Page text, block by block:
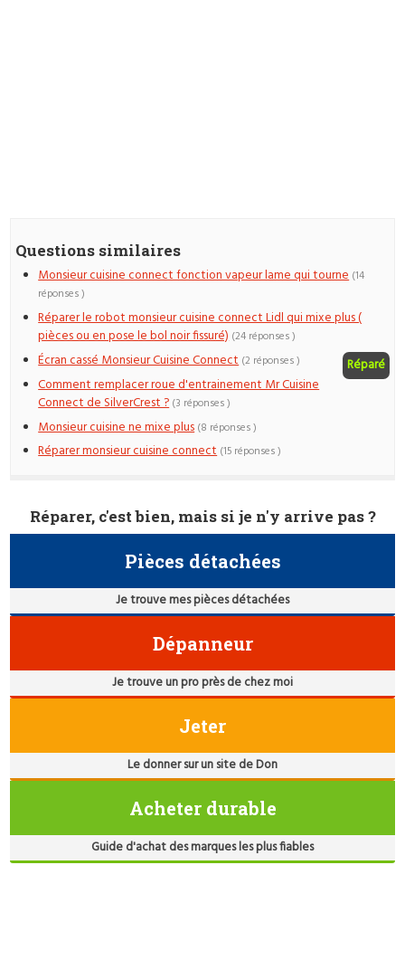
Questions similaires
Monsieur cuisine connect fonction vapeur lame qui tourne (14
réponses )
Réparer le robot monsieur cuisine connect Lidl qui mixe plus (
pièces ou en pose le bol noir fissuré) (24 réponses )
Écran cassé Monsieur Cuisine Connect Réparé
(2 réponses )
Comment remplacer roue d'entrainement Mr Cuisine
Connect de SilverCrest ? (3 réponses )
Monsieur cuisine ne mixe plus (8 réponses )
Réparer monsieur cuisine connect (15 réponses )
Réparer, c'est bien, mais si je n'y arrive pas ?
Pièces détachées
Je trouve mes pièces détachées
Dépanneur
Je trouve un pro près de chez moi
Jeter
Le donner sur un site de Don
Acheter durable
Guide d'achat des marques les plus fiables